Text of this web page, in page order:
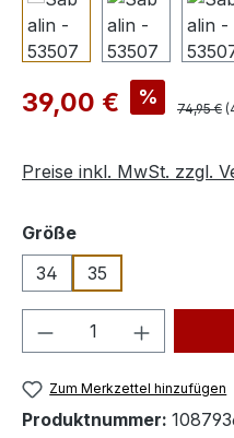
Verkaufspreis:
39,00 € %
74,95 €
Preise inkl. MwSt. zzgl.
Größeauswählen
34
35
Produkt Anzahl:
Zum Merkzettel hinzufügen
Produktnummer: